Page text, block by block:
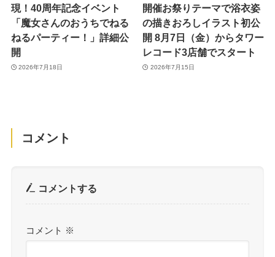
現！40周年記念イベント
「魔女さんのおうちでねる
ねるパーティー！」詳細公
開
2026年7月18日
開催お祭りテーマで浴衣姿
の描きおろしイラスト初公
開 8月7日（金）からタワー
レコード3店舗でスタート
2026年7月15日
コメント
コメントする
コメント ※